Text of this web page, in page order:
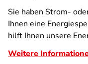
Sie haben Strom-
Ihnen eine
hilft Ihnen unsere
Weitere